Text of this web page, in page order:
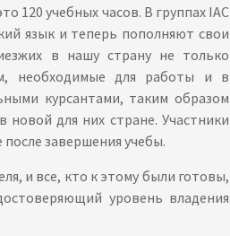
120 учебных часов. В группах IAC
язык и теперь пополняют свои
в нашу страну не только
необходимые для работы и в
курсантами, таким образом
для них стране. Участники
завершения учебы.
и все, кто к этому были готовы,
уровень владения